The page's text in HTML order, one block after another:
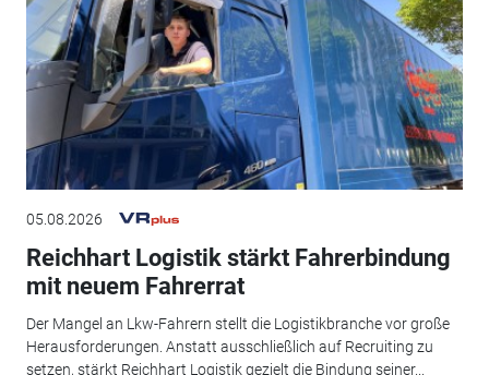
05.08.2026
Reichhart Logistik stärkt Fahrerbindung
mit neuem Fahrerrat
Der Mangel an Lkw-Fahrern stellt die Logistikbranche vor große
Herausforderungen. Anstatt ausschließlich auf Recruiting zu
setzen, stärkt Reichhart Logistik gezielt die Bindung seiner...